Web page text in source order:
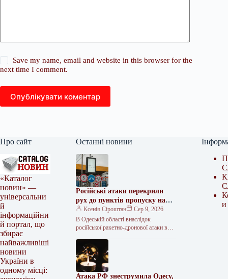
Save my name, email and website in this browser for the
next time I comment.
Опублікувати коментар
Про сайт
«Каталог
новин» —
універсальни
й
інформаційни
й портал, що
збирає
найважливіші
новини
України в
одному місці:
Останні новини
Російські атаки перекрили
рух до пунктів пропуску на
кордоні з Молдовою
Ксенія Сіроштан
Сер 9, 2026
В Одеській області внаслідок
російської ракетно-дронової атаки в
<img…
Атака РФ знеструмила Одесу,
и